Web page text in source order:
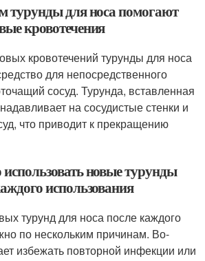
турунды для носа помогают
кровотечения
кровотечений турунды для носа
для непосредственного
сосуд. Турунда, вставленная
на сосудистые стенки и
что приводит к прекращению
новые турунды
использования
турунд для носа после каждого
по нескольким причинам. Во-
избежать повторной инфекции или